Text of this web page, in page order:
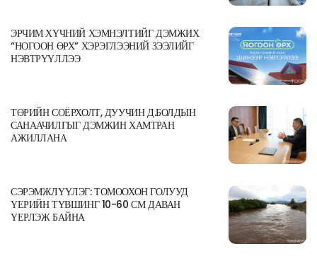
ЭРЧИМ ХҮЧНИЙ ХЭМНЭЛТИЙГ ДЭМЖИХ
“НОГООН ӨРХ” ХЭРЭГЛЭЭНИЙ ЗЭЭЛИЙГ
НЭВТРҮҮЛЛЭЭ
ТӨРИЙН СОЁРХОЛТ, ДУУЧИН Д.БОЛДЫН
САНААЧИЛГЫГ ДЭМЖИН ХАМТРАН
АЖИЛЛАНА
СЭРЭМЖЛҮҮЛЭГ: ТОМООХОН ГОЛУУД
ҮЕРИЙН ТҮВШИНГ 10-60 СМ ДАВАН
ҮЕРЛЭЖ БАЙНА